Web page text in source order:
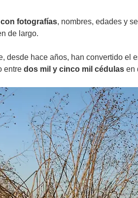
con fotografías, nombres, edades y
de largo.
desde hace años, han convertido el
entre dos mil y cinco mil cédulas en